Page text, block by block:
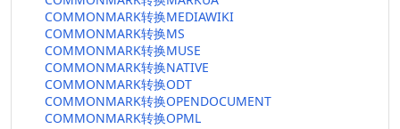
COMMONMARK转换MEDIAWIKI
COMMONMARK转换MS
COMMONMARK转换MUSE
COMMONMARK转换NATIVE
COMMONMARK转换ODT
COMMONMARK转换OPENDOCUMENT
COMMONMARK转换OPML